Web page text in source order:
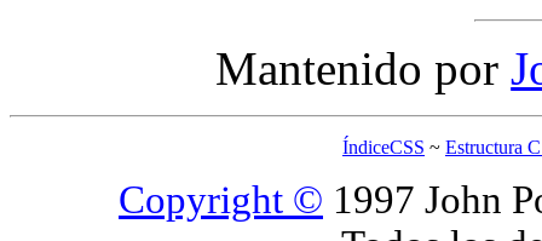
Mantenido por
ÍndiceCSS ~ Estructura
Copyright © 1997 John